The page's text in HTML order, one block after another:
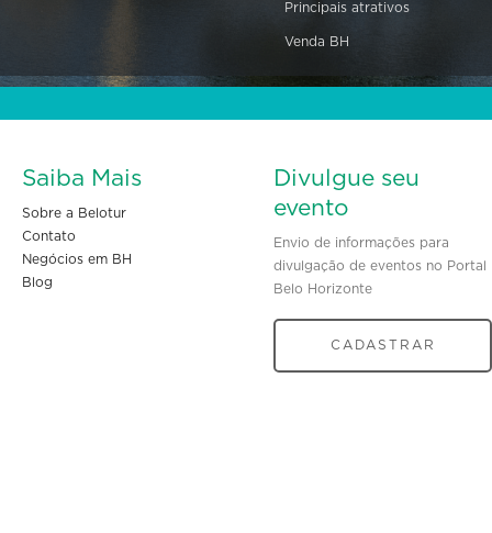
Principais atrativos
Venda BH
Saiba Mais
Sobre a Belotur
Contato
Negócios em BH
Blog
Divulgue seu
evento
Envio de informações para
divulgação de eventos no Portal
Belo Horizonte
CADASTRAR